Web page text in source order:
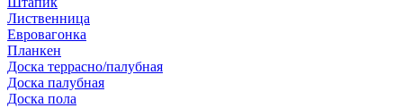
Лиственница
Евровагонка
Планкен
Доска террасно/палубная
Доска палубная
Доска пола